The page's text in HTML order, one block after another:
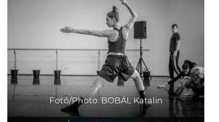
Fotó/Photo: BOBÁL Katalin